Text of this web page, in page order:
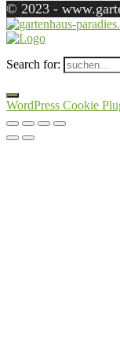
© 2023 -
Search for:
WordPress Cookie